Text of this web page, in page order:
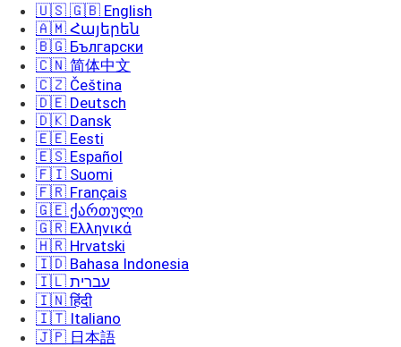
🇺🇸 🇬🇧 English
🇦🇲 Հայերեն
🇧🇬 Български
🇨🇳 简体中文
🇨🇿 Čeština
🇩🇪 Deutsch
🇩🇰 Dansk
🇪🇪 Eesti
🇪🇸 Español
🇫🇮 Suomi
🇫🇷 Français
🇬🇪 ქართული
🇬🇷 Ελληνικά
🇭🇷 Hrvatski
🇮🇩 Bahasa Indonesia
🇮🇱 עברית
🇮🇳 हिंदी
🇮🇹 Italiano
🇯🇵 日本語